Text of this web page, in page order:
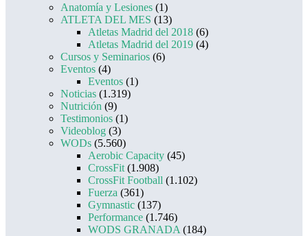
Anatomía y Lesiones (1)
ATLETA DEL MES (13)
Atletas Madrid del 2018 (6)
Atletas Madrid del 2019 (4)
Cursos y Seminarios (6)
Eventos (4)
Eventos (1)
Noticias (1.319)
Nutrición (9)
Testimonios (1)
Videoblog (3)
WODs (5.560)
Aerobic Capacity (45)
CrossFit (1.908)
CrossFit Football (1.102)
Fuerza (361)
Gymnastic (137)
Performance (1.746)
WODS GRANADA (184)